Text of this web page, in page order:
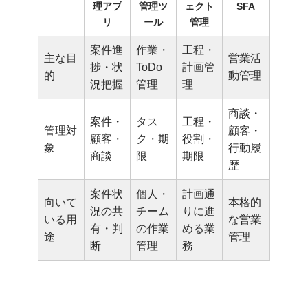
理アプ
リ
管理ツ
ール
ェクト
管理
SFA
主な目
的
案件進
捗・状
況把握
作業・
ToDo
管理
工程・
計画管
理
営業活
動管理
管理対
象
案件・
顧客・
商談
タス
ク・期
限
工程・
役割・
期限
商談・
顧客・
行動履
歴
向いて
いる用
途
案件状
況の共
有・判
断
個人・
チーム
の作業
管理
計画通
りに進
める業
務
本格的
な営業
管理